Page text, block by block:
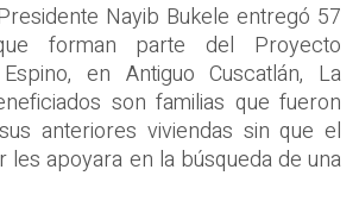
Nayib Bukele entregó 57
forman parte del Proyecto
en Antiguo Cuscatlán, La
son familias que fueron
anteriores viviendas sin que el
les apoyara en la búsqueda de una